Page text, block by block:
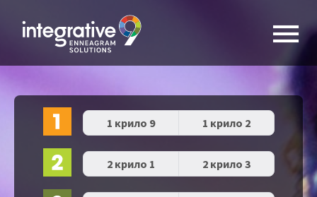
1 крило 9 1 крило 2
2 крило 1 2 крило 3